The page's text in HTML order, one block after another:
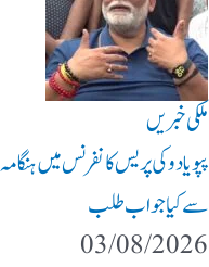
ملکی خبریں
پپو یادو کی پریس کانفرنس میں
سے کیا جواب طلب
03/08/2026